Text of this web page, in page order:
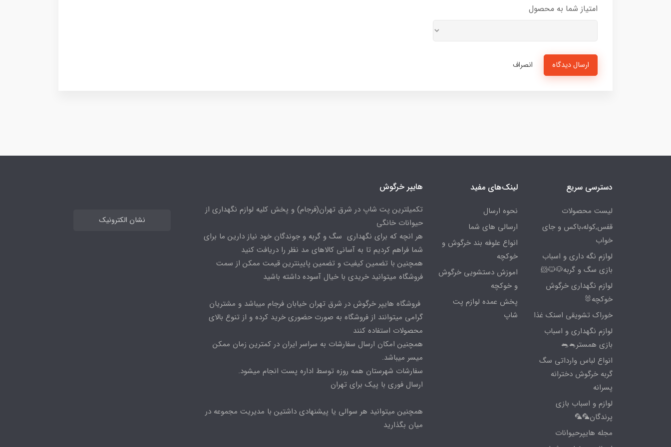
امتیاز شما به محصول
ارسال دیدگاه انصراف
دسترسی سریع
لیست محصولات
قفس,کوله،باکس و جای
خواب
لوازم نگه داری و اسباب
بازی سگ و گربه🐶🐱🐹
لوازم نگهداری خرگوش
خوکچه🐰
خوراک تشویقی اسنک غذا
لوازم نگهداری و اسباب
بازی همستر🐁🐀
انواع لباس وارداتی سگ
گربه خرگوش دخترانه
پسرانه
لوازم و اسباب بازی
پرندگان🦜🦜
مجله هایپرحیوانات
لینک‌های مفید
نحوه ارسال
ارسالی های شما
انواع علوفه بند خرگوش و
خوکچه
اموزش دستشویی خرگوش
و خوکچه
پخش عمده لوازم پت
شاپ
هایپر خرگوش
تکمیلترین پت شاپ در شرق تهران(فرجام) و پخش کلیه لوازم نگهداری از
حیوانات خانگی
هر انچه که برای نگهداری سگ و گربه و جوندگان خود نیاز دارین ما برای
شما فراهم کردیم تا به آسانی کالاهای مد نظر را دریافت کنید
همچنین با تضمین کیفیت و تضمین پایینترین قیمت ممکن از سمت
فروشگاه میتوانید خریدی با خیال آسوده داشته باشید
فروشگاه هایپر خرگوش در شرق تهران خیابان فرجام میباشد و مشتریان
گرامی میتوانند از فروشگاه به صورت حضوری خرید کرده و از تنوع بالای
محصولات استفاده کنند
همچنین امکان ارسال سفارشات به سراسر ایران در کمترین زمان ممکن
میسر میباشد.
سفارشات شهرستان همه روزه توسط اداره پست انجام میشود.
ارسال فوری با پیک برای تهران
همچنین میتوانید هر سوالی یا پیشنهادی داشتین با مدیریت مجموعه در
میان بگذارید
نشان الکترونیک